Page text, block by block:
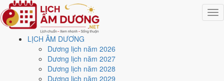
LỊCH ÂM DƯƠNG
Dương lịch năm 2026
Dương lịch năm 2027
Dương lịch năm 2028
Dương lịch năm 2029
Trang chủ
Lịch năm 2024
Tháng 11/2024
Ngày 27/11/2024 (Ất Mùi)